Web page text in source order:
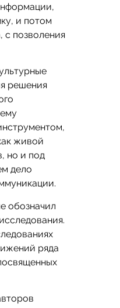
и потом
с позволения
решения
живой
но и под
дело
обозначил
ряда